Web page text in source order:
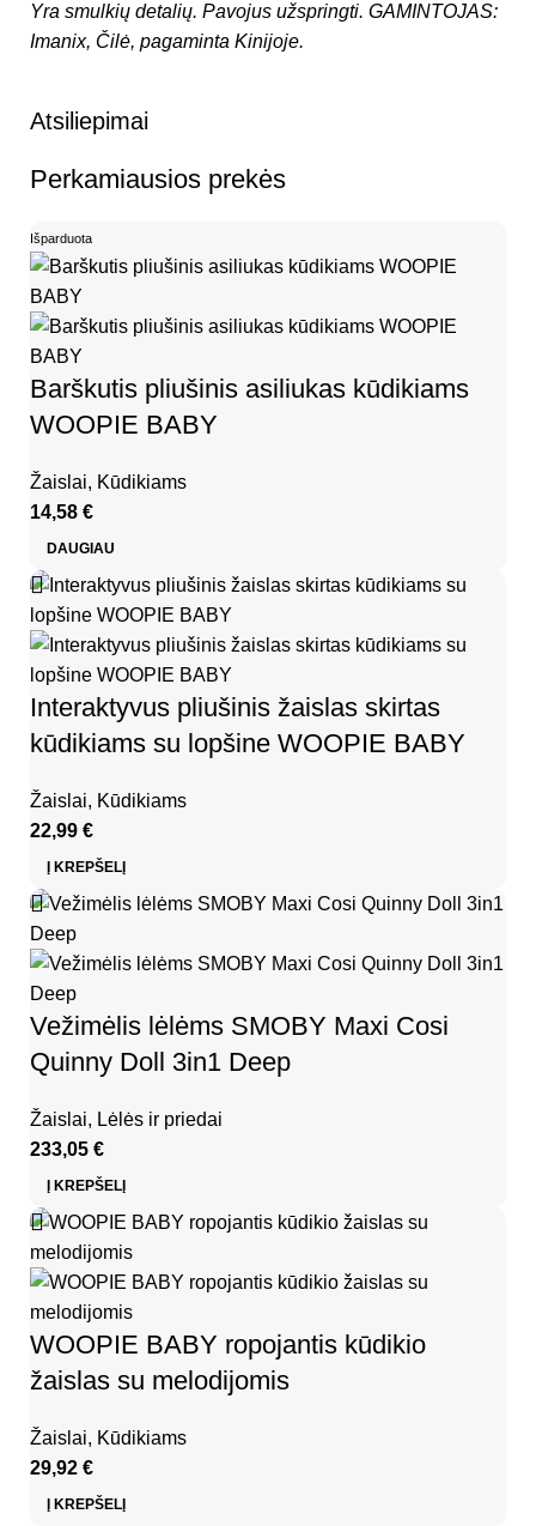
Yra smulkių detalių. Pavojus užspringti. GAMINTOJAS:
Imanix, Čilė, pagaminta Kinijoje.
Atsiliepimai
Perkamiausios prekės
Išparduota
Barškutis pliušinis asiliukas kūdikiams
WOOPIE BABY
Žaislai, Kūdikiams
14,58 €
DAUGIAU
Interaktyvus pliušinis žaislas skirtas
kūdikiams su lopšine WOOPIE BABY
Žaislai, Kūdikiams
22,99 €
Į KREPŠELĮ
Vežimėlis lėlėms SMOBY Maxi Cosi
Quinny Doll 3in1 Deep
Žaislai, Lėlės ir priedai
233,05 €
Į KREPŠELĮ
WOOPIE BABY ropojantis kūdikio
žaislas su melodijomis
Žaislai, Kūdikiams
29,92 €
Į KREPŠELĮ